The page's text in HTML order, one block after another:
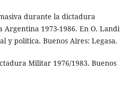
durante la dictadura
1973-1986. En O. Landi
y política. Buenos Aires: Legasa.
Militar 1976/1983. Buenos